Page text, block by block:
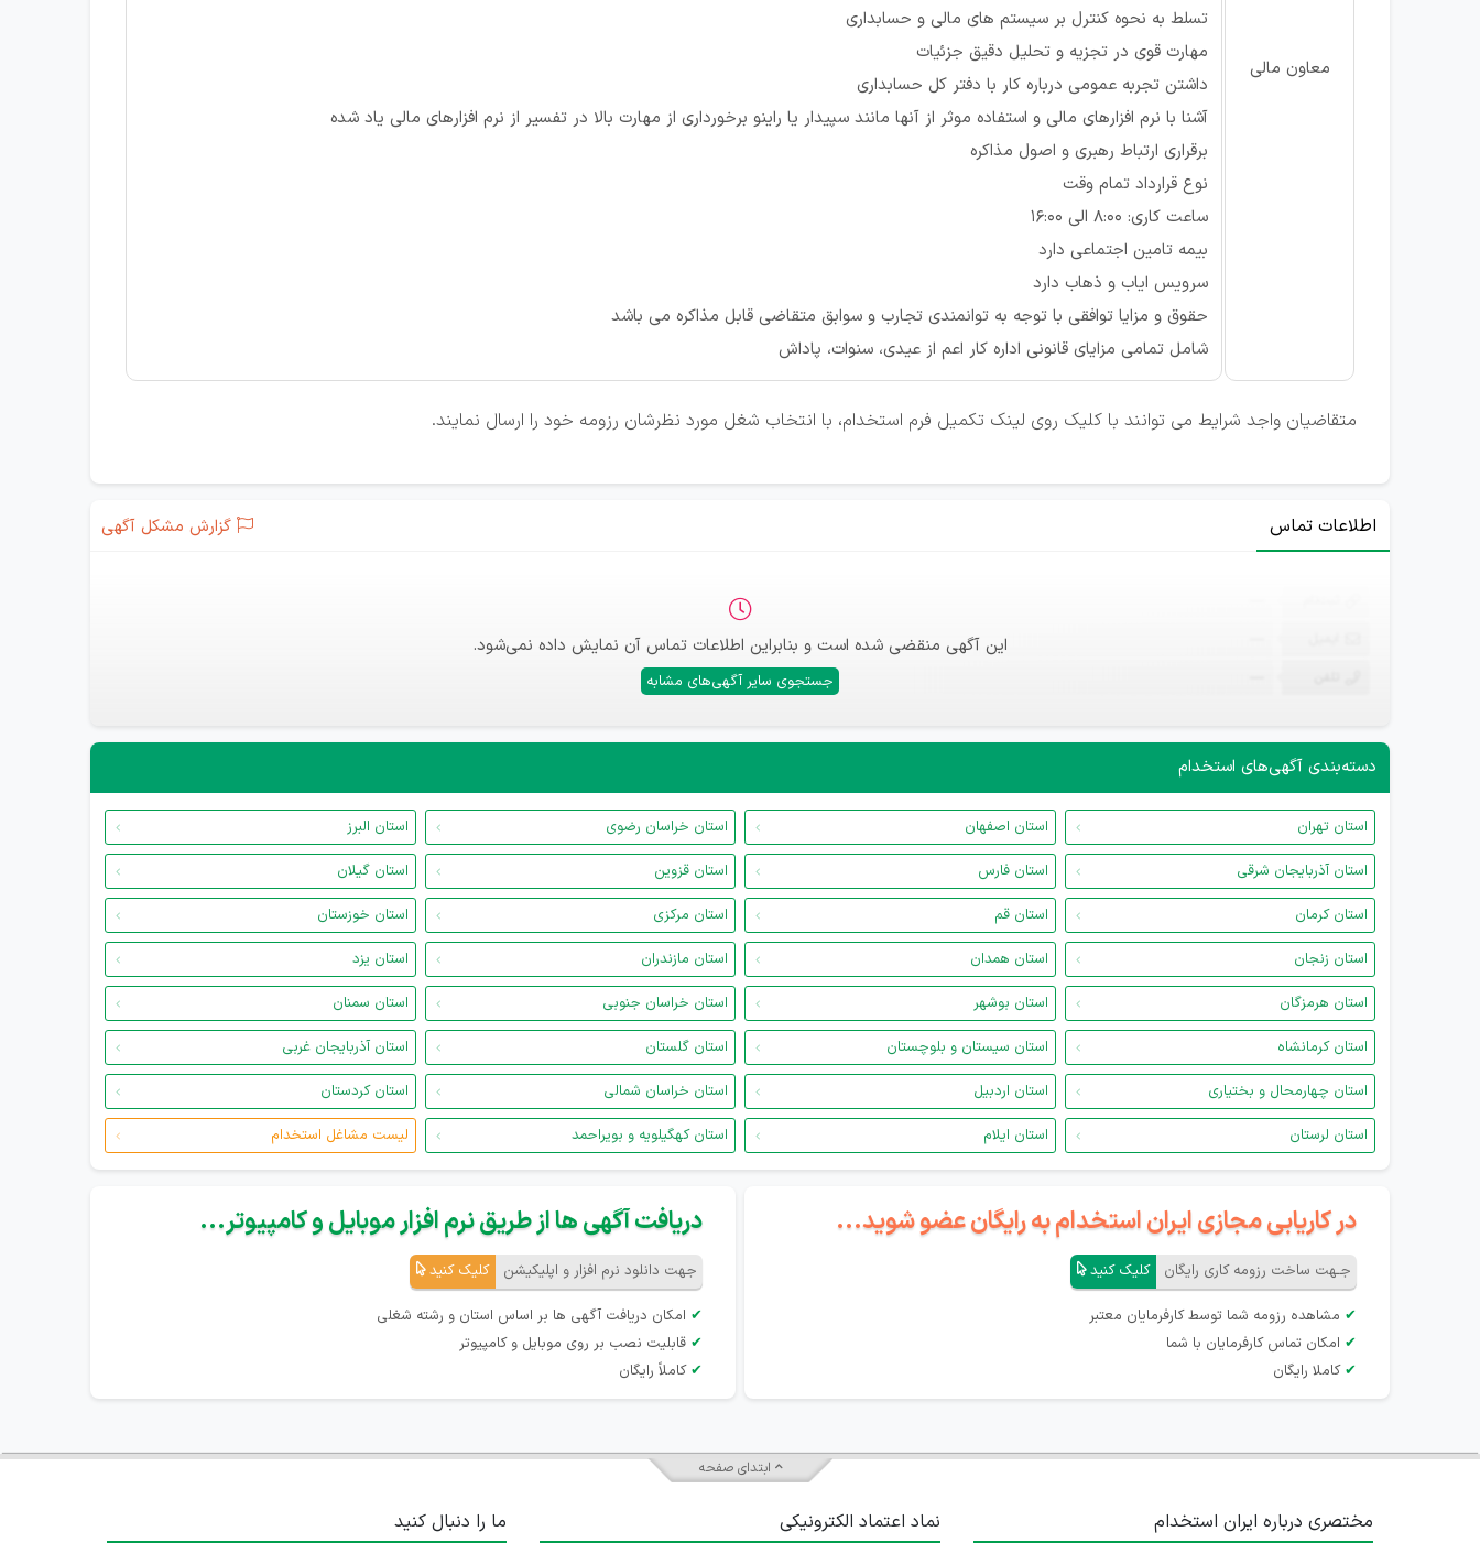
معاون مالی
تسلط به نحوه کنترل بر سیستم های مالی و حسابداری
مهارت قوی در تجزیه و تحلیل دقیق جزئیات
داشتن تجربه عمومی درباره کار با دفتر کل حسابداری
آشنا با نرم افزارهای مالی و استفاده موثر از آنها مانند سپیدار یا راینو برخورداری از مهارت بالا در تفسیر از نرم افزارهای مالی یاد شده
برقراری ارتباط رهبری و اصول مذاکره
نوع قرارداد تمام وقت
ساعت کاری: 8:00 الى 16:00
بیمه تامین اجتماعی دارد
سرویس ایاب و ذهاب دارد
حقوق و مزایا توافقی با توجه به توانمندی تجارب و سوابق متقاضی قابل مذاکره می باشد
شامل تمامی مزایای قانونی اداره کار اعم از عیدی، سنوات، پاداش
متقاضیان واجد شرایط می توانند با کلیک روی لینک تکمیل فرم استخدام، با انتخاب شغل مورد نظرشان رزومه خود را ارسال نمایند.
اطلاعات تماس گزارش مشکل آگهی
این آگهی منقضی شده است و بنابراین اطلاعات تماس آن نمایش داده نمی‌شود.
جستجوی سایر آگهی‌های مشابه
دسته‌بندی آگهی‌های استخدام
استان تهران استان اصفهان استان خراسان رضوی
استان البرز
استان آذربایجان شرقی
استان فارس استان قزوین
استان گیلان
استان کرمان
استان قم استان مرکزی
استان خوزستان
استان زنجان
استان همدان استان مازندران
استان یزد
استان هرمزگان
استان بوشهر استان خراسان جنوبی
استان سمنان
استان کرمانشاه
استان سیستان و بلوچستان استان گلستان
استان آذربایجان غربی
استان چهارمحال و بختیاری
استان اردبیل استان خراسان شمالی
استان کردستان
استان لرستان
استان ایلام استان کهگیلویه و بویراحمد لیست مشاغل استخدام
در کاریابی مجازی ایران استخدام به رایگان عضو شوید...
جـهت ساخت رزومه کاری رایگان کلیک کنید
✔ مشاهده رزومه شما توسط کارفرمایان معتبر
✔ امکان تماس کارفرمایان با شما
✔ کاملا رایگان
دریافت آگهی ها از طریق نرم افزار موبایل و کامپیوتر...
جهت دانلود نرم افزار و اپلیکیشن کلیک کنید
✔ امکان دریافت آگهی ها بر اساس استان و رشته شغلی
✔ قابلیت نصب بر روی موبایل و کامپیوتر
✔ کاملاً رایگان
ابتدای صفحه
مختصری درباره ایران استخدام نماد اعتماد الکترونیکی ما را دنبال کنید